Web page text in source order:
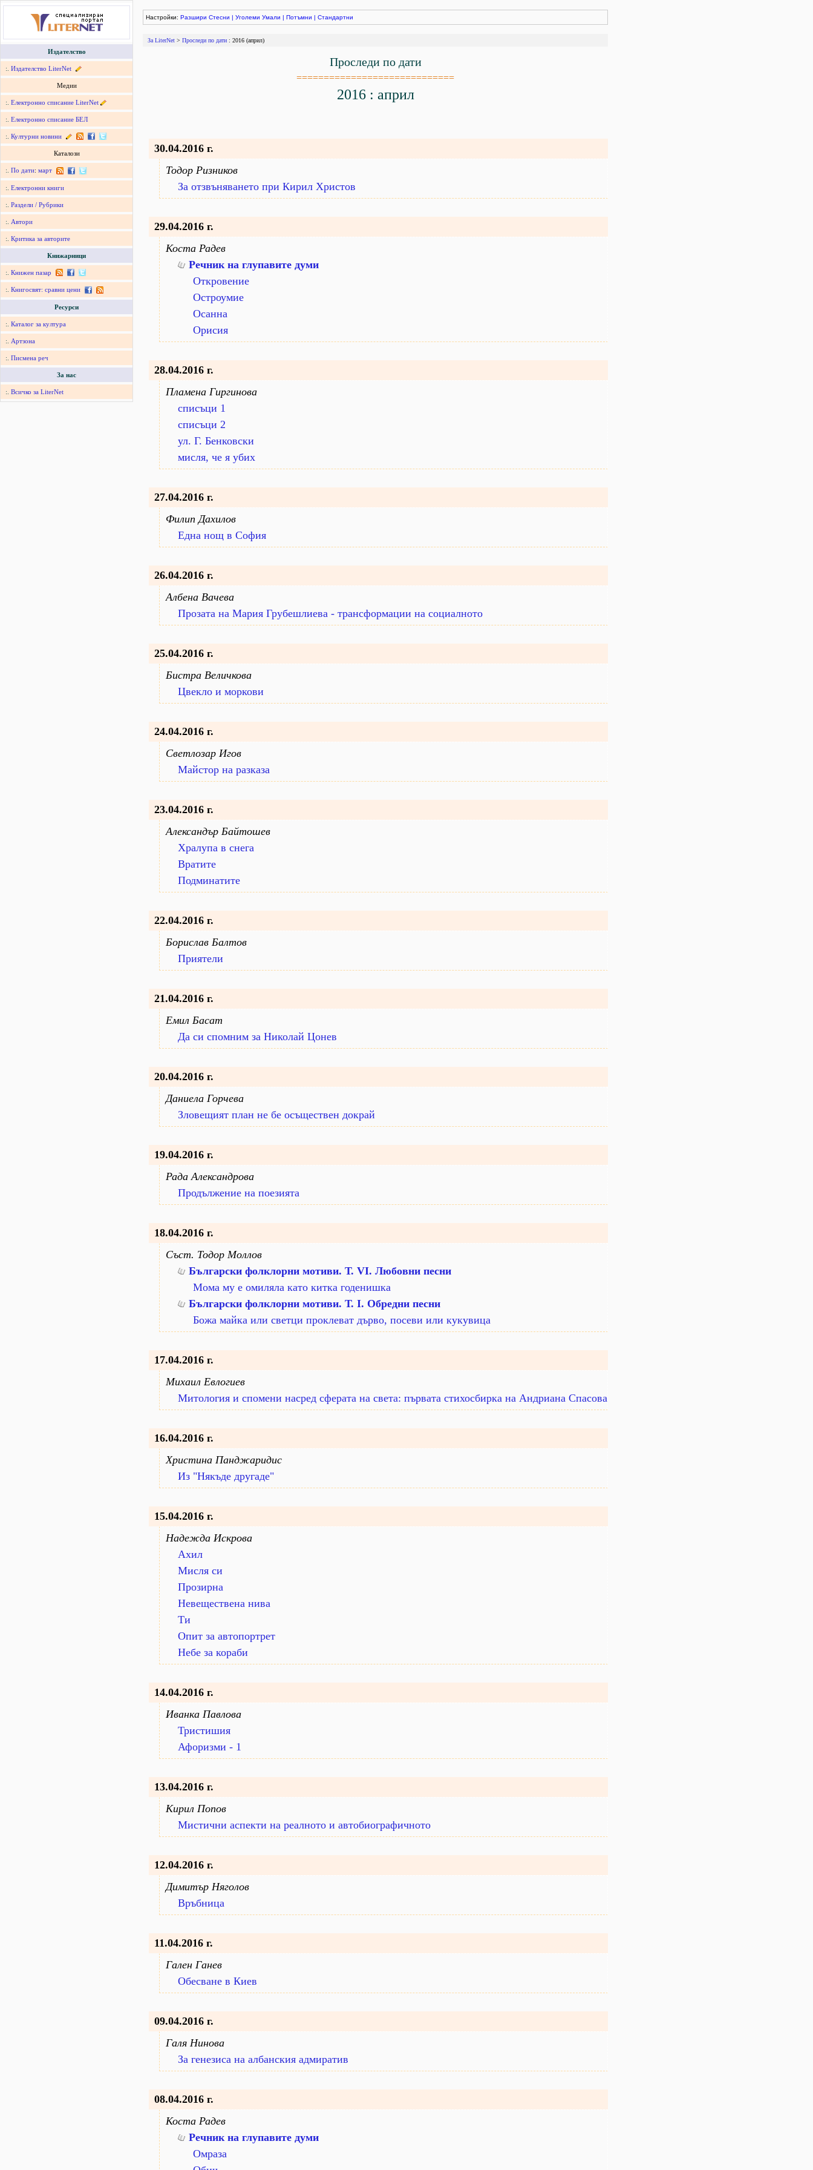
Издателство
:. Издателство LiterNet
Медии
:. Електронно списание LiterNet
:. Електронно списание БЕЛ
:. Културни новини
Каталози
:. По дати: март
:. Електронни книги
:. Раздели / Рубрики
:. Автори
:. Критика за авторите
Книжарници
:. Книжен пазар
:. Книгосвят: сравни цени
Ресурси
:. Каталог за култура
:. Артзона
:. Писмена реч
За нас
:. Всичко за LiterNet
Настройки: Разшири Стесни | Уголеми Умали | Потъмни | Стандартни
За LiterNet > Проследи по дати : 2016 (април)
Проследи по дати
=============================
2016 : април
30.04.2016 г.
Тодор Ризников
За отзвъняването при Кирил Христов
29.04.2016 г.
Коста Радев
Речник на глупавите думи
Откровение
Остроумие
Осанна
Орисия
28.04.2016 г.
Пламена Гиргинова
списъци 1
списъци 2
ул. Г. Бенковски
мисля, че я убих
27.04.2016 г.
Филип Дахилов
Една нощ в София
26.04.2016 г.
Албена Вачева
Прозата на Мария Грубешлиева - трансформации на социалното
25.04.2016 г.
Бистра Величкова
Цвекло и моркови
24.04.2016 г.
Светлозар Игов
Майстор на разказа
23.04.2016 г.
Александър Байтошев
Хралупа в снега
Вратите
Подминатите
22.04.2016 г.
Борислав Балтов
Приятели
21.04.2016 г.
Емил Басат
Да си спомним за Николай Цонев
20.04.2016 г.
Даниела Горчева
Зловещият план не бе осъществен докрай
19.04.2016 г.
Рада Александрова
Продължение на поезията
18.04.2016 г.
Съст. Тодор Моллов
Български фолклорни мотиви. Т. VI. Любовни песни
Мома му е омиляла като китка годенишка
Български фолклорни мотиви. Т. I. Обредни песни
Божа майка или светци проклеват дърво, посеви или кукувица
17.04.2016 г.
Михаил Евлогиев
Митология и спомени насред сферата на света: първата стихосбирка на Андриана Спасова
16.04.2016 г.
Христина Панджаридис
Из "Някъде другаде"
15.04.2016 г.
Надежда Искрова
Ахил
Мисля си
Прозирна
Невеществена нива
Ти
Опит за автопортрет
Небе за кораби
14.04.2016 г.
Иванка Павлова
Тристишия
Афоризми - 1
13.04.2016 г.
Кирил Попов
Мистични аспекти на реалното и автобиографичното
12.04.2016 г.
Димитър Няголов
Връбница
11.04.2016 г.
Гален Ганев
Обесване в Киев
09.04.2016 г.
Галя Нинова
За генезиса на албанския адмиратив
08.04.2016 г.
Коста Радев
Речник на глупавите думи
Омраза